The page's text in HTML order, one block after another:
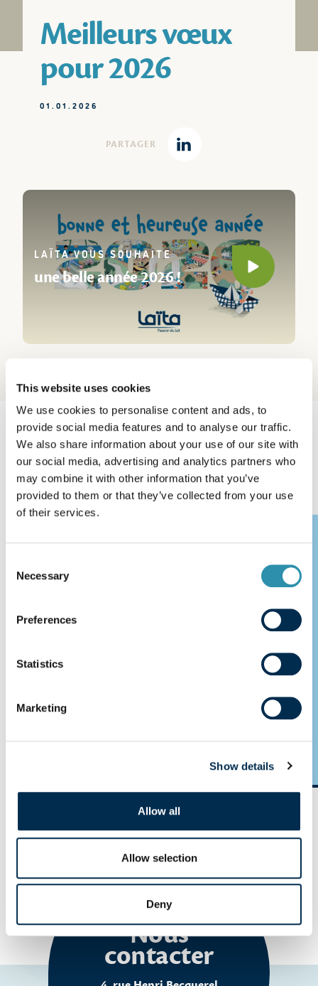
This website uses cookies
We use cookies to personalise content and ads, to
provide social media features and to analyse our traffic.
We also share information about your use of our site with
our social media, advertising and analytics partners who
may combine it with other information that you’ve
provided to them or that they’ve collected from your use
of their services.
Selection
Necessary
Preferences
Statistics
Marketing
Show details
Allow all
Allow selection
Deny
Meilleurs vœux
pour 2026
01.01.2026
PARTAGER
Linkedin
LAÏTA VOUS SOUHAITE
une belle année 2026 ! Play video
Nos derniers
communiqués de presse
08.09.2025
Celtilait lance SMARTBOOST
Nous
contacter